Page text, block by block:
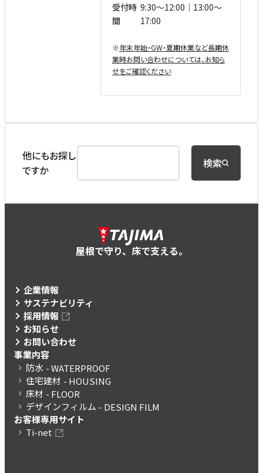
受付時
間
9:30〜12:00｜13:00〜
17:00
※年末年始・GW・夏期休業など⻑期休
業時お問い合わせについては、お知ら
せをご確認ください
他にもお探し
ですか
検索
屋根で守り、床で支える。
企業情報
サステナビリティ
採用情報
お知らせ
お問い合わせ
事業内容
防水 - WATERPROOF
住宅建材 - HOUSING
床材 - FLOOR
デザインフィルム - DESIGN FILM
お客様専用サイト
Ti-net